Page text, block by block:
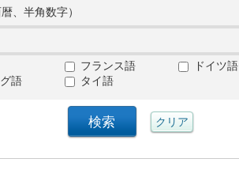
、半角数字）
フランス語 ドイツ語
語 タイ語